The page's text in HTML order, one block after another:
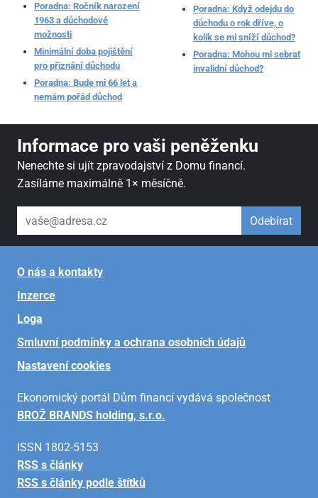
Poradna: Ročník narození
1963 a důchodové
možnosti
Minimální doba pojištění
pro přiznání důchodu
Poradna: Bude mi 66 let a
nemám pořád důchod
Poradna: Když odejdu do
důchodu o rok dříve, o
kolik se mi sníží důchod?
Poradna: Mohou mi sebrat
invalidní důchod?
Informace pro vaši peněženku
Nenechte si ujít zpravodajství z Domu financí.
Zasíláme maximálně 1× měsíčně.
váš email Odebírat
O nás a kontakty
Inzerce
Loga
Smluvní podmínky a ochrana osobních údajů
Nastavení cookies
Ekonomický portál Dům financí vydává společnost
BROŽ BRANDS holding, s.r.o.
ISSN 1802-5153
RSS s články
RSS s články podle štítků